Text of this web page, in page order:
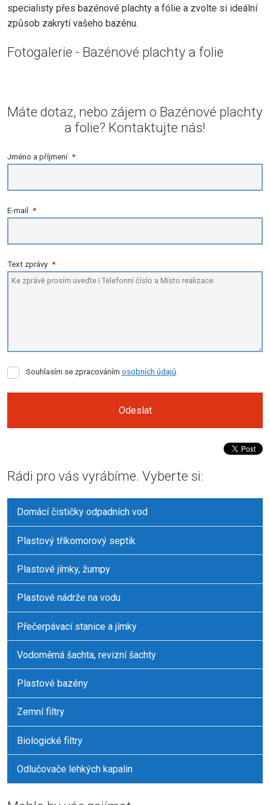
specialisty přes bazénové plachty a fólie a zvolte si ideální
způsob zakrytí vašeho bazénu.
Fotogalerie - Bazénové plachty a folie
Máte dotaz, nebo zájem o Bazénové plachty
a folie? Kontaktujte nás!
Jméno a příjmení *
E-mail *
Text zprávy *
Souhlasím
zpracováním
Souhlasím se zpracováním osobních údajů.
Odeslat
nepodařilo
odeslat.
Rádi pro vás vyrábíme. Vyberte si:
Domácí čističky odpadních vod
Plastový tříkomorový septik
Plastové jímky, žumpy
Plastové nádrže na vodu
Přečerpávací stanice a jímky
Vodoměrná šachta, revizní šachty
Plastové bazény
Zemní filtry
Biologické filtry
Odlučovače lehkých kapalin